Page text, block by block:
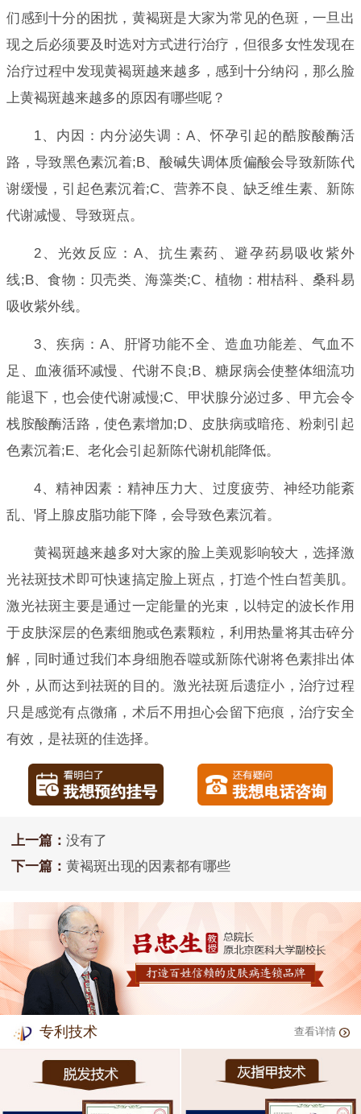
们感到十分的困扰，黄褐斑是大家为常见的色斑，一旦出
现之后必须要及时选对方式进行治疗，但很多女性发现在
治疗过程中发现黄褐斑越来越多，感到十分纳闷，那么脸
上黄褐斑越来越多的原因有哪些呢？
1、内因：内分泌失调：A、怀孕引起的酷胺酸酶活
路，导致黑色素沉着;B、酸碱失调体质偏酸会导致新陈代
谢缓慢，引起色素沉着;C、营养不良、缺乏维生素、新陈
代谢减慢、导致斑点。
2、光效反应：A、抗生素药、避孕药易吸收紫外
线;B、食物：贝壳类、海藻类;C、植物：柑桔科、桑科易
吸收紫外线。
3、疾病：A、肝肾功能不全、造血功能差、气血不
足、血液循环减慢、代谢不良;B、糖尿病会使整体细流功
能退下，也会使代谢减慢;C、甲状腺分泌过多、甲亢会令
栈胺酸酶活路，使色素增加;D、皮肤病或暗疮、粉刺引起
色素沉着;E、老化会引起新陈代谢机能降低。
4、精神因素：精神压力大、过度疲劳、神经功能紊
乱、肾上腺皮脂功能下降，会导致色素沉着。
黄褐斑越来越多对大家的脸上美观影响较大，选择激
光祛斑技术即可快速搞定脸上斑点，打造个性白皙美肌。
激光祛斑主要是通过一定能量的光束，以特定的波长作用
于皮肤深层的色素细胞或色素颗粒，利用热量将其击碎分
解，同时通过我们本身细胞吞噬或新陈代谢将色素排出体
外，从而达到祛斑的目的。激光祛斑后遗症小，治疗过程
只是感觉有点微痛，术后不用担心会留下疤痕，治疗安全
有效，是祛斑的佳选择。
上一篇： 没有了
下一篇： 黄褐斑出现的因素都有哪些
专利技术 查看详情